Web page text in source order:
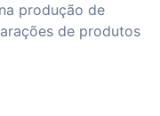
produção de
de produtos